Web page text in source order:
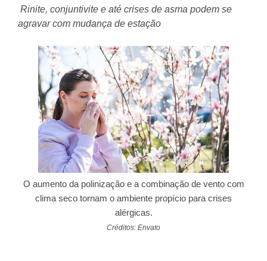
Rinite, conjuntivite e até crises de asma podem se
agravar com mudança de estação
O aumento da polinização e a combinação de vento com
clima seco tornam o ambiente propício para crises
alérgicas.
Créditos: Envato